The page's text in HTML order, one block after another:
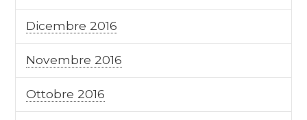
Dicembre 2016
Novembre 2016
Ottobre 2016